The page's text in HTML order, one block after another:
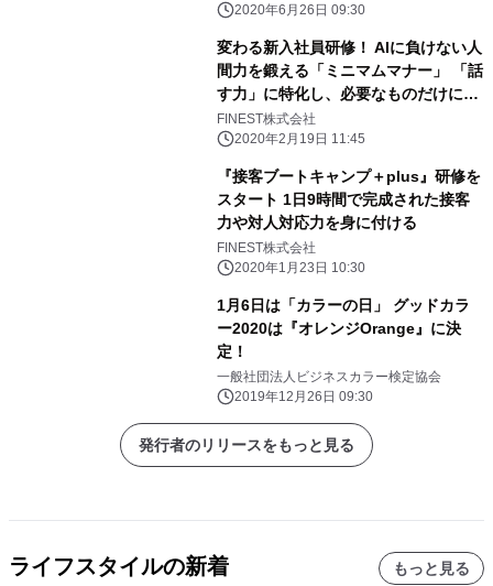
2020年6月26日 09:30
変わる新入社員研修！ AIに負けない人
間力を鍛える「ミニマムマナー」 「話
す力」に特化し、必要なものだけに集
中した 新時代のビジネスマナー研修
FINEST株式会社
2020年2月19日 11:45
『接客ブートキャンプ＋plus』研修を
スタート 1日9時間で完成された接客
力や対人対応力を身に付ける
FINEST株式会社
2020年1月23日 10:30
1月6日は「カラーの日」 グッドカラ
ー2020は『オレンジOrange』に決
定！
一般社団法人ビジネスカラー検定協会
2019年12月26日 09:30
発行者のリリースをもっと見る
ライフスタイルの新着 もっと見る